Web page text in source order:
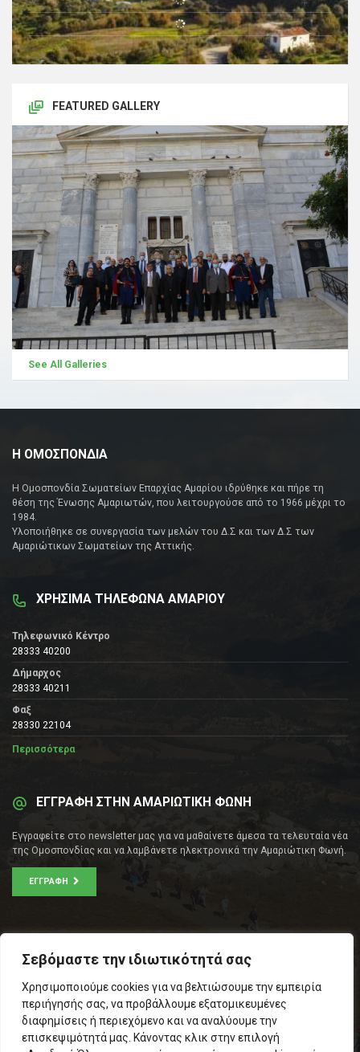
Σεβόμαστε την ιδιωτικότητά σας
Χρησιμοποιούμε cookies για να βελτιώσουμε την εμπειρία
περιήγησής σας, να προβάλλουμε εξατομικευμένες
διαφημίσεις ή περιεχόμενο και να αναλύουμε την
επισκεψιμότητά μας. Κάνοντας κλικ στην επιλογή
FEATURED GALLERY
See All Galleries
Η ΟΜΟΣΠΟΝΔΙΑ
Η Ομοσπονδία Σωματείων Επαρχίας Αμαρίου ιδρύθηκε και πήρε τη
θέση της Ένωσης Αμαριωτών, που λειτουργούσε από το 1966 μέχρι το
1984.
Υλοποιήθηκε σε συνεργασία των μελών του Δ.Σ και των Δ.Σ των
Αμαριώτικων Σωματείων της Αττικής.
ΧΡΗΣΙΜΑ ΤΗΛΕΦΩΝΑ ΑΜΑΡΙΟΥ
Τηλεφωνικό Κέντρο
28333 40200
Δήμαρχος
28333 40211
Φαξ
28330 22104
Περισσότερα
ΕΓΓΡΑΦΗ ΣΤΗΝ ΑΜΑΡΙΩΤΙΚΗ ΦΩΝΗ
Εγγραφείτε στο newsletter μας για να μαθαίνετε άμεσα τα τελευταία νέα
της Ομοσπονδίας και να λαμβάνετε ηλεκτρονικά την Αμαριώτικη Φωνή.
ΕΓΓΡΑΦΉ
Τ.Κ.: 105 53
Τηλ. – Fax: 210 33 14 346
Τηλ. Προέδρου: 6971566783
Email:info@omospamari.gr